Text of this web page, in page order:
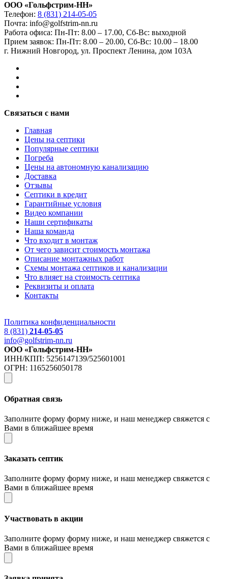
ООО «Гольфстрим-НН»
Телефон: 8 (831) 214-05-05
Почта: info@golfstrim-nn.ru
Работа офиса: Пн-Пт: 8.00 – 17.00, Сб-Вс: выходной
Прием заявок: Пн-Пт: 8.00 – 20.00, Сб-Вс: 10.00 – 18.00
г. Нижний Новгород, ул. Проспект Ленина, дом 103А
Связаться с нами
Главная
Цены на септики
Популярные септики
Погреба
Цены на автономную канализацию
Доставка
Отзывы
Септики в кредит
Гарантийные условия
Видео компании
Наши сертификаты
Наша команда
Что входит в монтаж
От чего зависит стоимость монтажа
Описание монтажных работ
Схемы монтажа септиков и канализации
Что влияет на стоимость септика
Реквизиты и оплата
Контакты
Политика конфиденциальности
8 (831) 214-05-05
info@golfstrim-nn.ru
ООО «Гольфстрим-НН»
ИНН/КПП: 5256147139/525601001
ОГРН: 1165256050178
Обратная связь
Заполните форму форму ниже, и наш менеджер свяжется с
Вами в ближайшее время
Заказать септик
Заполните форму форму ниже, и наш менеджер свяжется с
Вами в ближайшее время
Участвовать в акции
Заполните форму форму ниже, и наш менеджер свяжется с
Вами в ближайшее время